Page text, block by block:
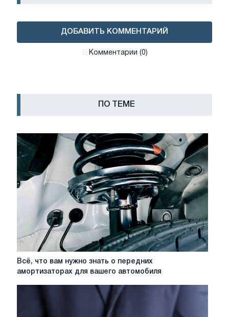
ДОБАВИТЬ КОММЕНТАРИЙ
Комментарии (0)
ПО ТЕМЕ
Всё,
Всё, что вам нужно знать о передних
амортизаторах для вашего автомобиля